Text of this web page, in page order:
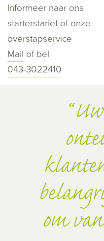
Informeer naar ons
starterstarief of onze
overstapservice
Mail of bel
043-3022410
om